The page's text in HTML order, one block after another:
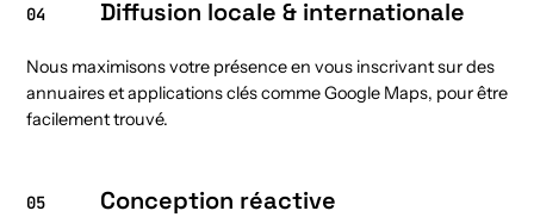
04 Diffusion locale & internationale
Nous maximisons votre présence en vous inscrivant sur des
annuaires et applications clés comme Google Maps, pour être
facilement trouvé.
05 Conception réactive